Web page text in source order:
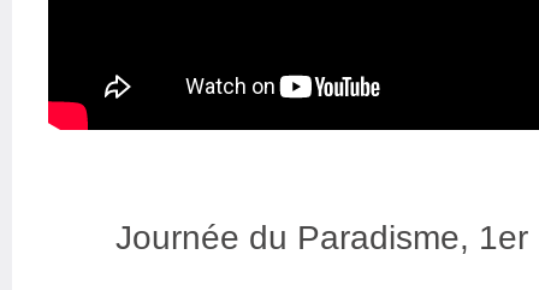
Journée du Paradisme, 1er